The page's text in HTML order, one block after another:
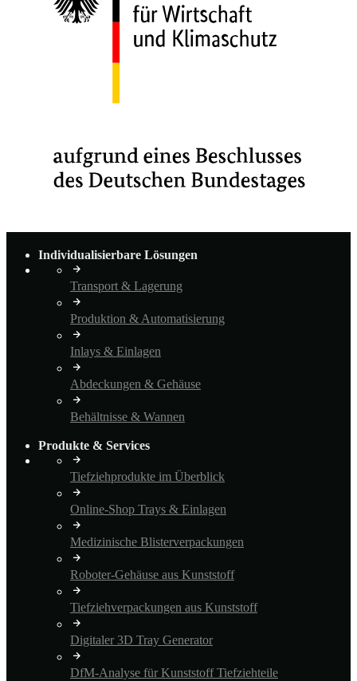
Individualisierbare Lösungen
Transport & Lagerung
Produktion & Automatisierung
Inlays & Einlagen
Abdeckungen & Gehäuse
Behältnisse & Wannen
Produkte & Services
Tiefziehprodukte im Überblick
Online-Shop Trays & Einlagen
Medizinische Blisterverpackungen
Roboter-Gehäuse aus Kunststoff
Tiefziehverpackungen aus Kunststoff
Digitaler 3D Tray Generator
DfM-Analyse für Kunststoff Tiefziehteile